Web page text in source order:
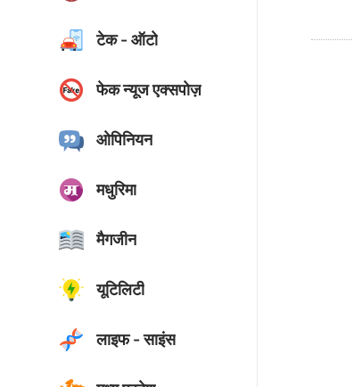
टेक - ऑटो
फेक न्यूज एक्सपोज़
ओपिनियन
मधुरिमा
मैगजीन
यूटिलिटी
लाइफ - साइंस